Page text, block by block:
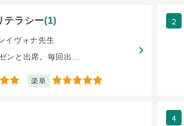
テラシー(1)
イヴォナ先生
ンと出席。毎回出...
楽単 5
2
4